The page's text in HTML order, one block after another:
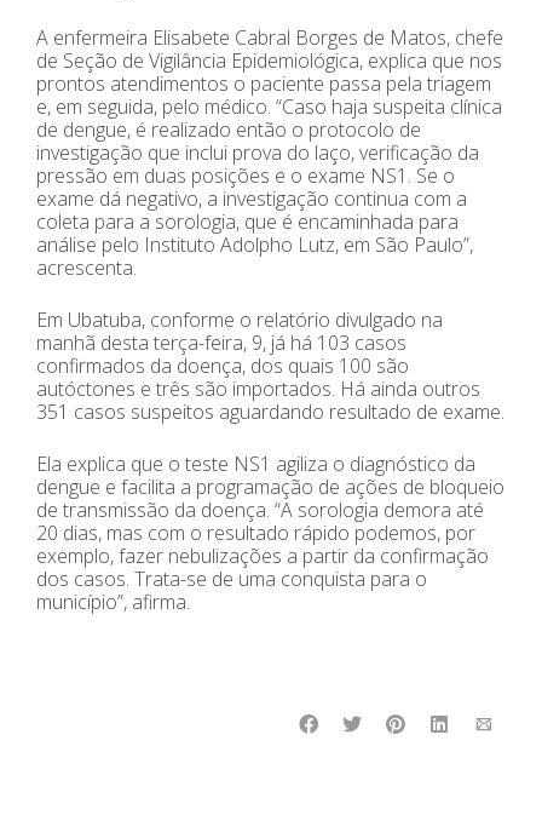
A enfermeira Elisabete Cabral Borges de Matos, chefe
de Seção de Vigilância Epidemiológica, explica que nos
prontos atendimentos o paciente passa pela triagem
e, em seguida, pelo médico. “Caso haja suspeita clínica
de dengue, é realizado então o protocolo de
investigação que inclui prova do laço, verificação da
pressão em duas posições e o exame NS1. Se o
exame dá negativo, a investigação continua com a
coleta para a sorologia, que é encaminhada para
análise pelo Instituto Adolpho Lutz, em São Paulo”,
acrescenta.
Em Ubatuba, conforme o relatório divulgado na
manhã desta terça-feira, 9, já há 103 casos
confirmados da doença, dos quais 100 são
autóctones e três são importados. Há ainda outros
351 casos suspeitos aguardando resultado de exame.
Ela explica que o teste NS1 agiliza o diagnóstico da
dengue e facilita a programação de ações de bloqueio
de transmissão da doença. “A sorologia demora até
20 dias, mas com o resultado rápido podemos, por
exemplo, fazer nebulizações a partir da confirmação
dos casos. Trata-se de uma conquista para o
município”, afirma.